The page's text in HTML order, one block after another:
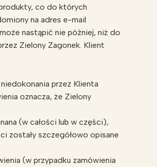
co do których
na adres e-mail
nastąpić nie później, niż do
Zielony Zagonek. Klient
przez Klienta
oznacza, że Zielony
(w całości lub w części),
zostały szczegółowo opisane
(w przypadku zamówienia